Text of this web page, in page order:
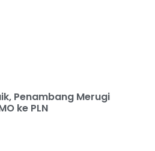
Penambang Merugi
ke PLN